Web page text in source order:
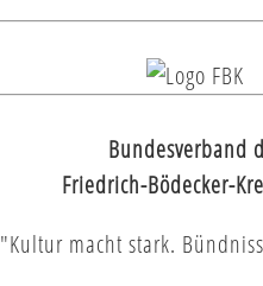
Bundesverband
Friedrich-Bödecker-
"Kultur macht stark.